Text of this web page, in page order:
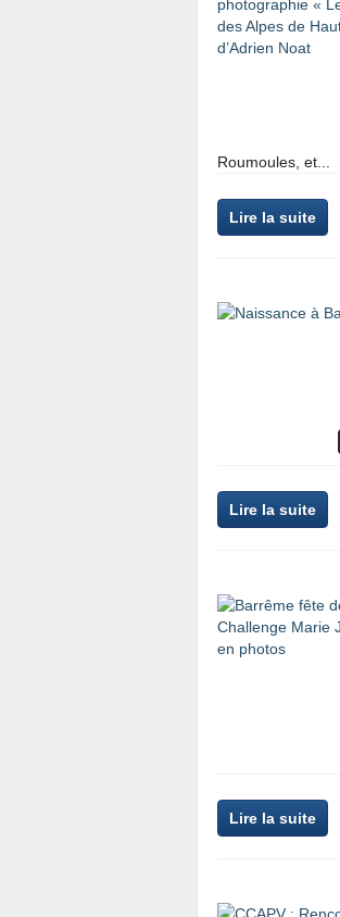
Roumoules, et...
Lire la suite
Lire la suite
Lire la suite